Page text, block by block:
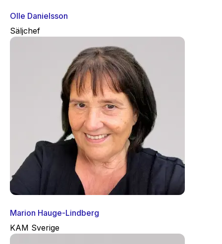
Olle Danielsson
Säljchef
Marion Hauge-Lindberg
KAM Sverige